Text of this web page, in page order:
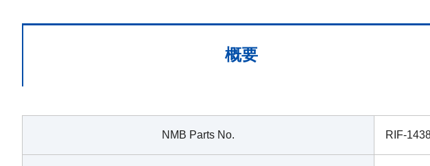
概要
NMB Parts No. RIF-